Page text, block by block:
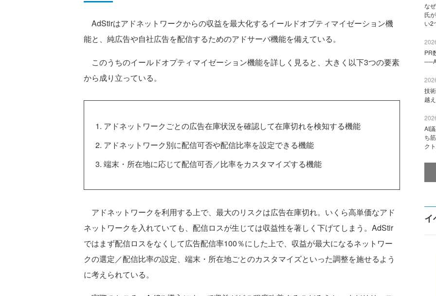
AdStirはアドネットワークからの収益を最大化するイールドオプティマイゼーション機
能と、純広告や自社広告を配信するためのアドサーバ機能を備えている。
このうちのイールドオプティマイゼーション機能を詳しく見ると、大きく以下3つの要素
から成り立っている。
アドネットワークごとの広告在庫状況を確認して在庫切れを検知する機能
アドネットワーク別に配信可否や配信比率を設定できる機能
端末・所在地に応じて配信可否／比率をカスタマイズする機能
アドネットワークを利用する上で、最大のリスクは広告在庫切れ。いくら高単価なアド
ネットワークを入れていても、配信ロスが生じては収益性を著しく下げてしまう。AdStir
ではまず配信ロスをなくして広告配信率100％にした上で、収益が最大になるネットワー
クの選定／配信比率の設定、端末・所在地ごとのカスタマイズといった調整を施せるよう
に考えられている。
な
氏
い2
PR
技
越
AI
ち
ク
イ